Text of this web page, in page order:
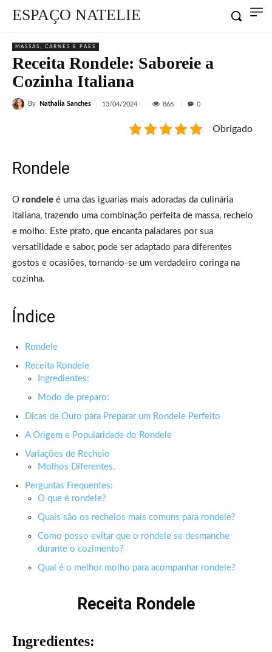
ESPAÇO NATELIE
MASSAS, CARNES E PÃES
Receita Rondele: Saboreie a
Cozinha Italiana
By Nathalia Sanches 13/04/2024 866 0
Obrigado
Rondele
O rondele é uma das iguarias mais adoradas da culinária
italiana, trazendo uma combinação perfeita de massa, recheio
e molho. Este prato, que encanta paladares por sua
versatilidade e sabor, pode ser adaptado para diferentes
gostos e ocasiões, tornando-se um verdadeiro coringa na
cozinha.
Índice
Rondele
Receita Rondele
Ingredientes:
Modo de preparo:
Dicas de Ouro para Preparar um Rondele Perfeito
A Origem e Popularidade do Rondele
Variações de Recheio
Molhos Diferentes.
Perguntas Frequentes:
O que é rondele?
Quais são os recheios mais comuns para rondele?
Como posso evitar que o rondele se desmanche
durante o cozimento?
Qual é o melhor molho para acompanhar rondele?
Receita Rondele
Ingredientes: